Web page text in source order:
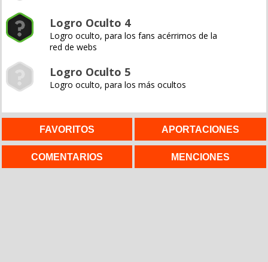
Logro Oculto 4
Logro oculto, para los fans acérrimos de la
red de webs
Logro Oculto 5
Logro oculto, para los más ocultos
FAVORITOS APORTACIONES
COMENTARIOS MENCIONES